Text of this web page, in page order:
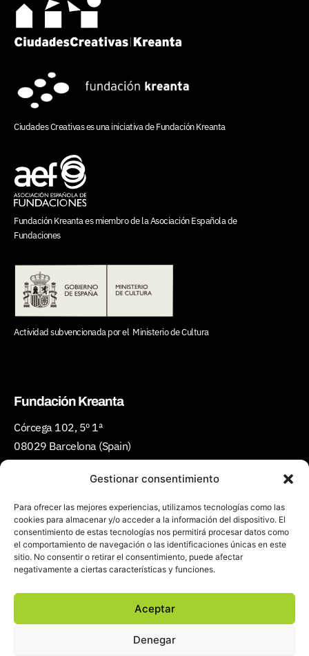
Gestionar consentimiento
Para ofrecer las mejores experiencias, utilizamos tecnologías como las
cookies para almacenar y/o acceder a la información del dispositivo. El
consentimiento de estas tecnologías nos permitirá procesar datos como
el comportamiento de navegación o las identificaciones únicas en este
sitio. No consentir o retirar el consentimiento, puede afectar
negativamente a ciertas características y funciones.
Aceptar
Denegar
Ciudades Creativas es una iniciativa deFundación Kreanta
Fundación Kreanta es miembro de laAsociación Española de
Fundaciones
Actividad subvencionada por el Ministerio de Cultura
Fundación Kreanta
Córcega 102, 5º 1ª
08029 Barcelona (Spain)
(+34) 934 301 427
Email:ciudadescreativas@kreanta.org
Política de privacidad y cookies